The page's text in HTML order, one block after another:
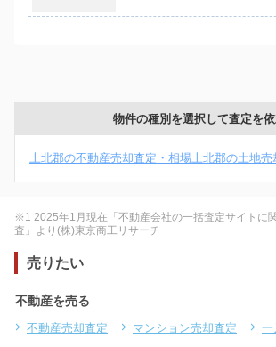
物件の種別を選択して査定を
上北郡の不動産売却査定・相場上北郡の土地売
※1 2025年1月現在「不動産会社の一括査定サイトに
査」より(株)東京商工リサーチ
売りたい
不動産を売る
不動産売却査定 マンション売却査定
一